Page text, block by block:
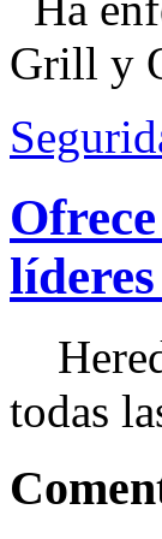
Grill y
todas